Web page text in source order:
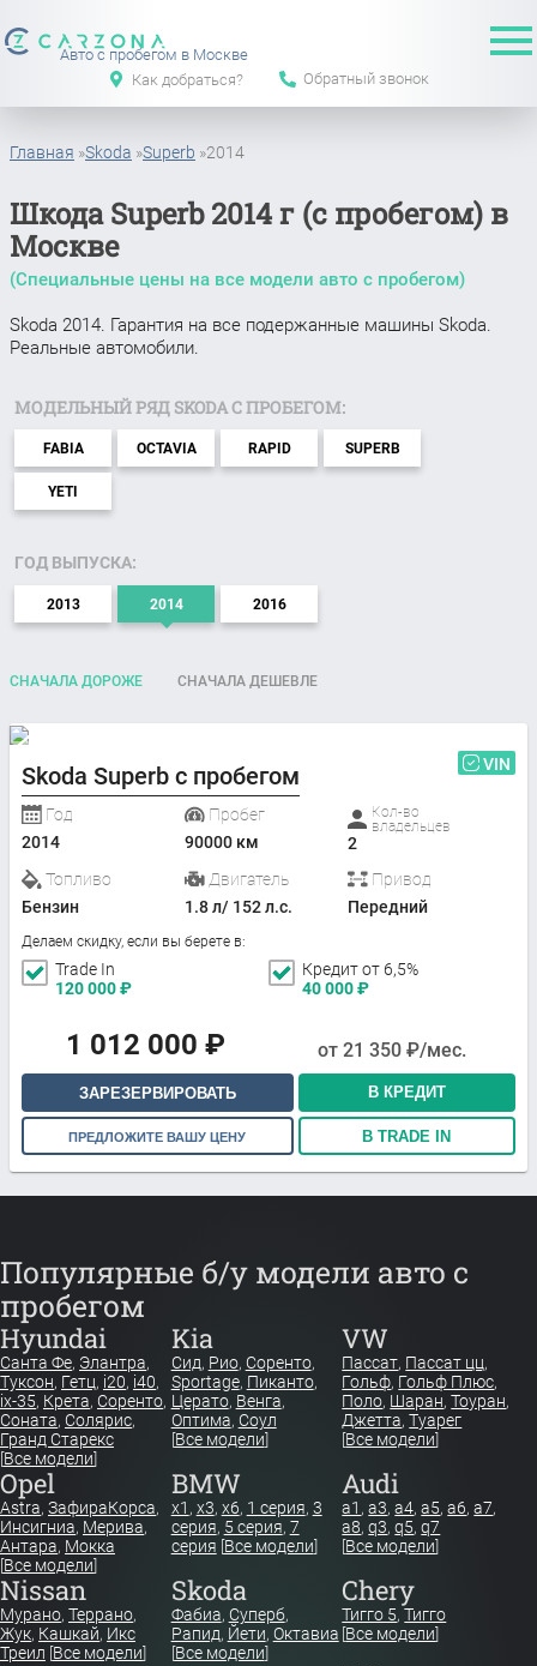
Авто с пробегом в Москве
Как добраться?
Обратный звонок
Главная »Skoda »Superb »2014
Шкода Superb 2014 г (с пробегом) в
Москве
(Специальные цены на все модели авто с пробегом)
Skoda 2014. Гарантия на все подержанные машины Skoda.
Реальные автомобили.
МОДЕЛЬНЫЙ РЯД SKODA С ПРОБЕГОМ:
FABIA OCTAVIA RAPID SUPERB
YETI
ГОД ВЫПУСКА:
2013 2014 2016
СНАЧАЛА ДОРОЖЕ СНАЧАЛА ДЕШЕВЛЕ
Skoda Superb с пробегом VIN
Год
2014
Пробег
90000 км
Кол-во
владельцев
2
Топливо
Бензин
Двигатель
1.8 л/ 152 л.с.
Привод
Передний
Делаем скидку, если вы берете в:
Trade In
120 000₽
Кредит от 6,5%
40 000₽
1 012 000 ₽ от 21 350 ₽/мес.
ЗАРЕЗЕРВИРОВАТЬ В КРЕДИТ
ПРЕДЛОЖИТЕ ВАШУ ЦЕНУ В TRADE IN
Популярные б/у модели авто с
пробегом
Hyundai
Санта Фе, Элантра,
Туксон, Гетц, i20, i40,
ix-35, Крета, Соренто,
Соната, Солярис,
Гранд Старекс
[Все модели]
Kia
Сид, Рио, Соренто,
Sportage, Пиканто,
Церато, Венга,
Оптима, Соул
[Все модели]
VW
Пассат, Пассат цц,
Гольф, Гольф Плюс,
Поло, Шаран,Тоуран,
Джетта,Туарег
[Все модели]
Opel
Astra, ЗафираКорса,
Инсигниа, Мерива,
Антара, Мокка
[Все модели]
BMW
x1 , x3, x6, 1 серия, 3
серия, 5 серия, 7
серия [Все модели]
Audi
a1 ,a3,a4,a5,a6,a7,
a8,q3,q5,q7
[Все модели]
Nissan
Мурано, Террано,
Жук, Кашкай, Икс
Треил [Все модели]
Skoda
Фабиа, Суперб,
Рапид, Йети, Октавиа
[Все модели]
Chery
Тигго 5,Тигго
[Все модели]